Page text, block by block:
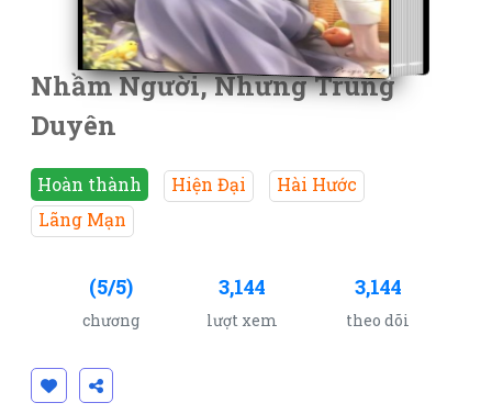
Nhầm Người, Nhưng Trúng
Duyên
Hoàn thành Hiện Đại
Hài Hước
Lãng Mạn
(5/5)
chương
3,144
lượt xem
3,144
theo dõi